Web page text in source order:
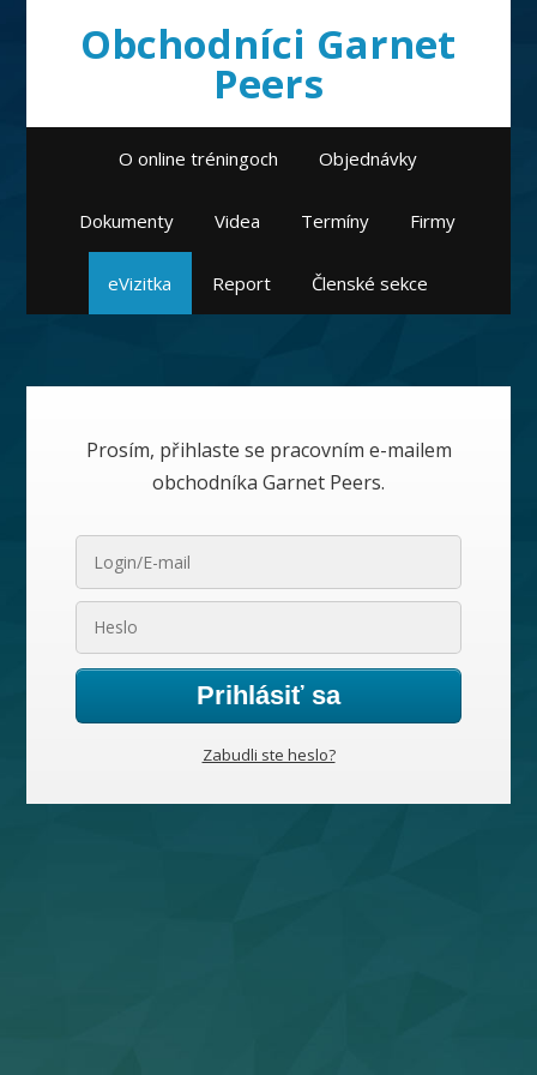
Obchodníci Garnet
Peers
O online tréningoch Objednávky
Dokumenty Videa Termíny Firmy
eVizitka Report Členské sekce
Prosím, přihlaste se pracovním e-mailem
obchodníka Garnet Peers.
Prihlásiť sa
Zabudli ste heslo?